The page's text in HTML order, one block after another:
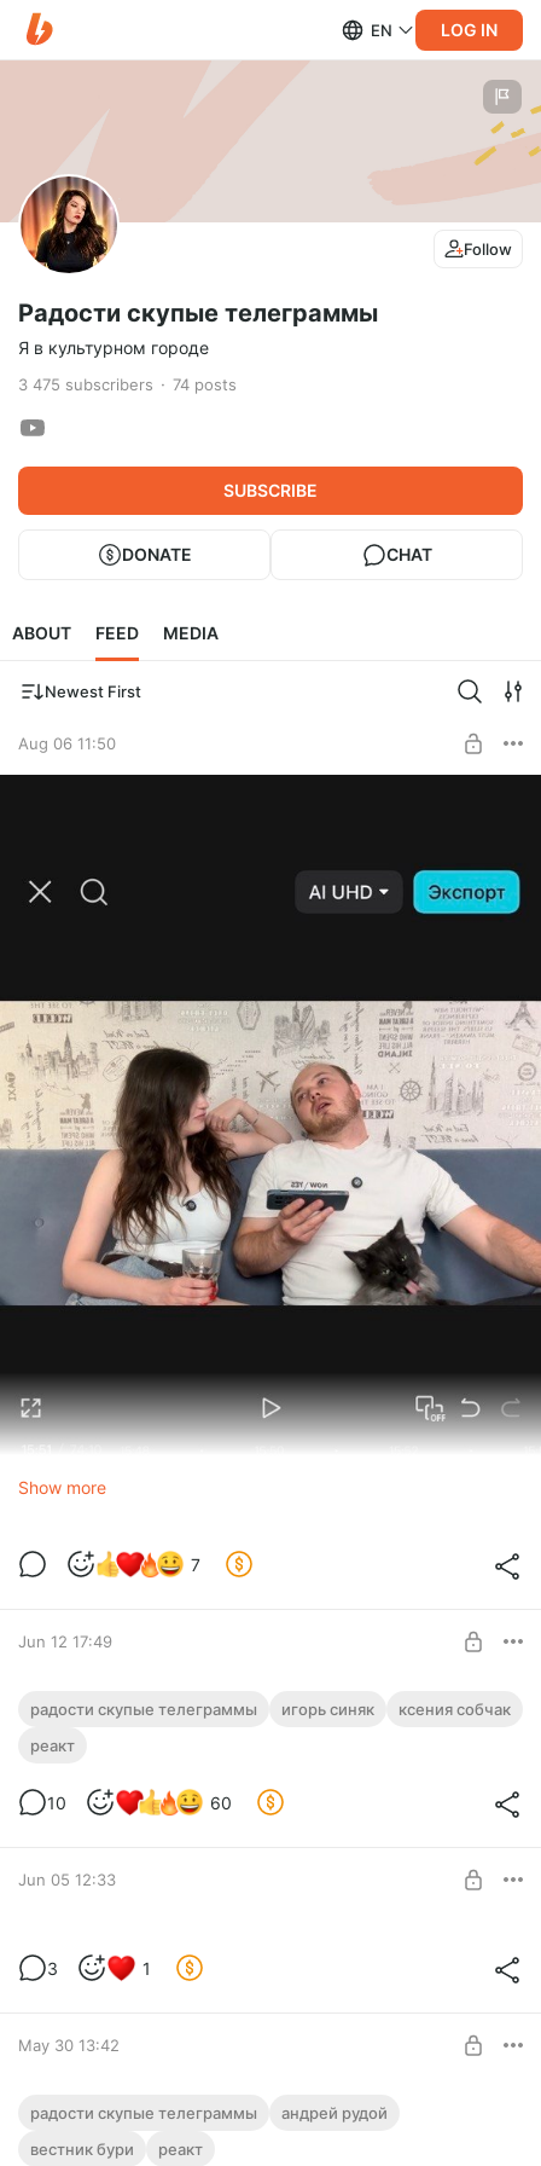
EN LOG IN
Follow
Радости скупые телеграммы
Я в культурном городе
3 475 subscribers 74 posts
SUBSCRIBE
DONATE CHAT
ABOUT FEED MEDIA
Newest First
Aug 06 11:50
Show more
7
Jun 12 17:49
ПОКАЗЫВАЮ СВОЕМУ МУЖИКУ ИГОРЯ
радости скупые телеграммы игорь синяк
ксения собчак
реакт
10 60
Jun 05 12:33
3 1
May 30 13:42
АНДРЕЙ РУДОЙ – ХУДШИЙ ДЕМЕДЖ-
КОНТРОЛ В ИСТОРИИ
радости скупые телеграммы
андрей рудой
вестник бури
реакт